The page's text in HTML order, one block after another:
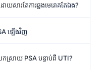
យសារតែការឆ្លងមេរោគតែឯង?
ឡើងវិញ
កស្រាយ PSA បន្ទាប់ពី UTI?